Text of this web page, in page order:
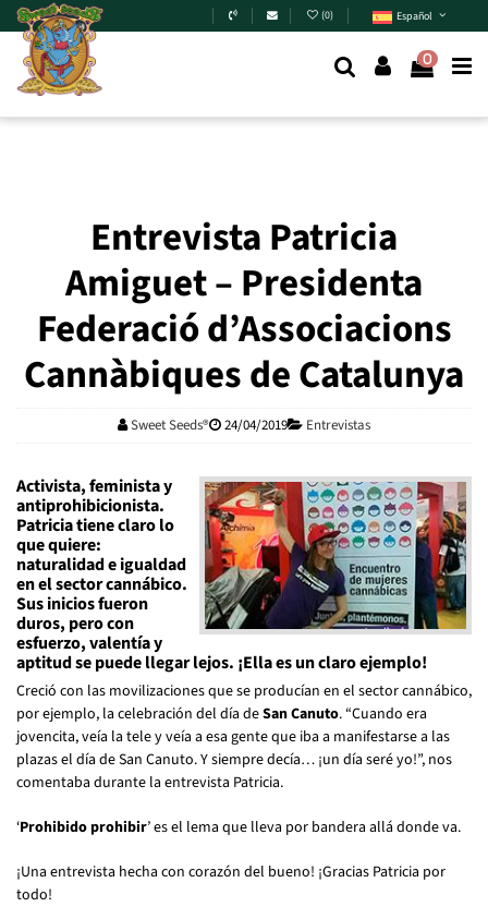
Skip to main content (0) Español
0
Entrevista Patricia
Amiguet – Presidenta
Federació d’Associacions
Cannàbiques de Catalunya
Sweet Seeds® 24/04/2019 Entrevistas
Activista, feminista y
antiprohibicionista.
Patricia tiene claro lo
que quiere:
naturalidad e igualdad
en el sector cannábico.
Sus inicios fueron
duros, pero con
esfuerzo, valentía y
aptitud se puede llegar lejos. ¡Ella es un claro ejemplo!
Creció con las movilizaciones que se producían en el sector cannábico,
por ejemplo, la celebración del día deSan Canuto. “Cuando era
jovencita, veía la tele y veía a esa gente que iba a manifestarse a las
plazas el día de San Canuto. Y siempre decía… ¡un día seré yo!”, nos
comentaba durante la entrevista Patricia.
‘Prohibido prohibir’ es el lema que lleva por bandera allá donde va.
¡Una entrevista hecha con corazón del bueno! ¡Gracias Patricia por
todo!